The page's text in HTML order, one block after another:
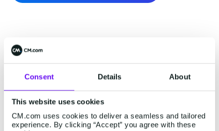
Consent Details About
This website uses cookies
CM.com uses cookies to deliver a seamless and tailored
experience. By clicking “Accept” you agree with these
Processor | Geheugen |
OS
• Application en cryptoprocessor: Cortex A7